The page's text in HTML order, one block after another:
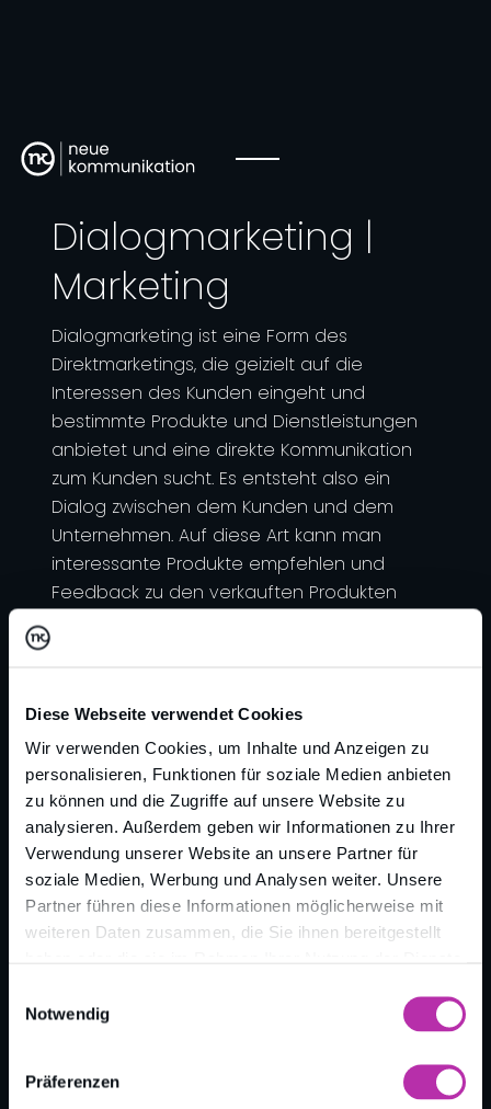
Diese Webseite verwendet Cookies
Wir verwenden Cookies, um Inhalte und Anzeigen zu
personalisieren, Funktionen für soziale Medien anbieten
zu können und die Zugriffe auf unsere Website zu
analysieren. Außerdem geben wir Informationen zu Ihrer
Verwendung unserer Website an unsere Partner für
soziale Medien, Werbung und Analysen weiter. Unsere
Partner führen diese Informationen möglicherweise mit
weiteren Daten zusammen, die Sie ihnen bereitgestellt
Notwendig
Präferenzen
Dialogmarketing |
Marketing
Dialogmarketing ist eine Form des
Direktmarketings, die geizielt auf die
Interessen des Kunden eingeht und
bestimmte Produkte und Dienstleistungen
anbietet und eine direkte Kommunikation
zum Kunden sucht. Es entsteht also ein
Dialog zwischen dem Kunden und dem
Unternehmen. Auf diese Art kann man
interessante Produkte empfehlen und
Feedback zu den verkauften Produkten
deshalb wird diese Form des Marketings